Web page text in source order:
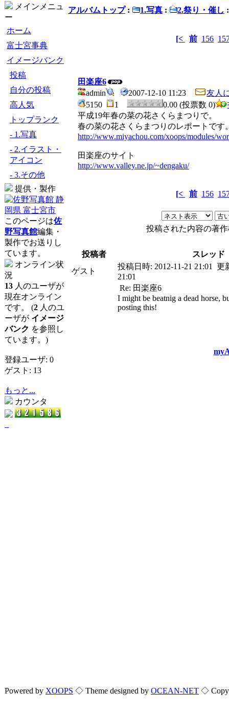
メインメニュ
ー
ホーム
富士宮事典
イメージバンク
投稿
自分の投稿
高人気
トップランク
- 1.写真
- 2.イラスト・
アイコン
- 3.その他
提供・製作
このページは佐
野写真館編集・
製作でお送りし
ています。
オンライン状
況
13 人のユーザが
現在オンライン
です。 (2 人のユ
ーザが イメージ
バンク を参照し
ています。)
登録ユーザ: 0
ゲスト: 13
もっと...
カウンタ
アルバムトップ: 1.写真 : 2.祭り・催し
[< 前 156
田楽座6
admin
2007-12-10 11:23
友人
5150
1 0.00 (投票数 0)
平成19年春の菜の花さくらまつりで。
春の菜の花さくらまつりのレポートです
http://www.miyachou.com/xoops/modules/
田楽座のサイト
http://www.valley.ne.jp/~dengaku/
[< 前 156
投稿された内容の著
投稿者
スレッド
ゲスト
投稿日時: 2012-11-21 21:01 更
21:01
Re: 田楽座6
I might be beatnig a dead horse,
posting this!
Powered by XOOPS ◇ Theme designed by OCEAN-NET ◇